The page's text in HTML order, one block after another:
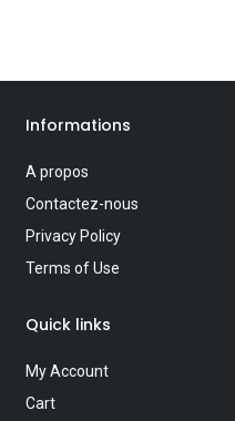
Informations
A propos
Contactez-nous
Privacy Policy
Terms of Use
Quick links
My Account
Cart